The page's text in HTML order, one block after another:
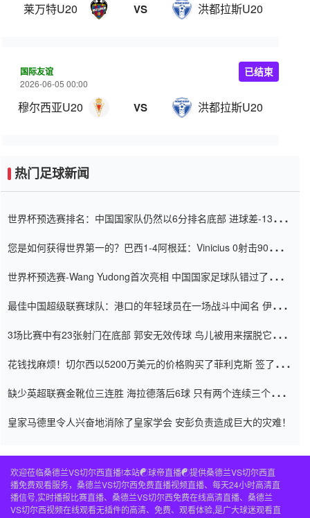
莱万特U20 VS 洪都拉斯U20
国际友谊
2026-06-05 00:00
穆尔西亚U20 VS 洪都拉斯U20
已结束
热门足球新闻
世界杯预选赛排名：中国国家队仍然以6分排名底部 进球差-13令人
您是如何获得世界第一的？巴西1-4阿根廷：Vinicius 0射击90分钟
世界杯预选赛-Wang Yudong首次亮相 中国国家足球队错过了世界
最佳中国超级联赛球队：港口的年轻球员在一场战斗中闻名 伊万放
3场比赛中有23张射门在底部 郭安无效传球 鸟儿被用来摆脱它
花钱找麻烦！切尔西以5200万美元的价格购买了菲利克斯 签了7年
缺少英超联赛金靴位三连胜 海拉德落后6球 只有两个连续三个连续
皇家马德里令人兴奋地消除了皇家学会 安彭负责造成巨大的灾难！
欢迎莅临桑德兰VS切尔西直播!本站☯球帝直播☯提供桑德兰VS切尔西直
播免费观看服务，桑德兰VS切尔西免费直播视频直播、每天24小时高清直
播信号,实时播报比赛直播、桑德兰VS切尔西免费在线高清直播、桑德兰
VS切尔西视频在线观看无插件的高清、免费、观看体验,是广大球迷观看直